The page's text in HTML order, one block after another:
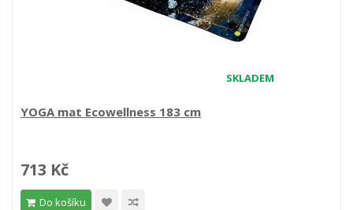
SKLADEM
YOGA mat Ecowellness 183 cm
713 Kč
Do košíku